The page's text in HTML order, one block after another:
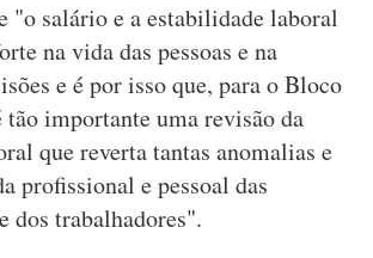
"o salário e a estabilidade laboral
na vida das pessoas e na
e é por isso que, para o Bloco
tão importante uma revisão da
que reverta tantas anomalias e
profissional e pessoal das
dos trabalhadores".